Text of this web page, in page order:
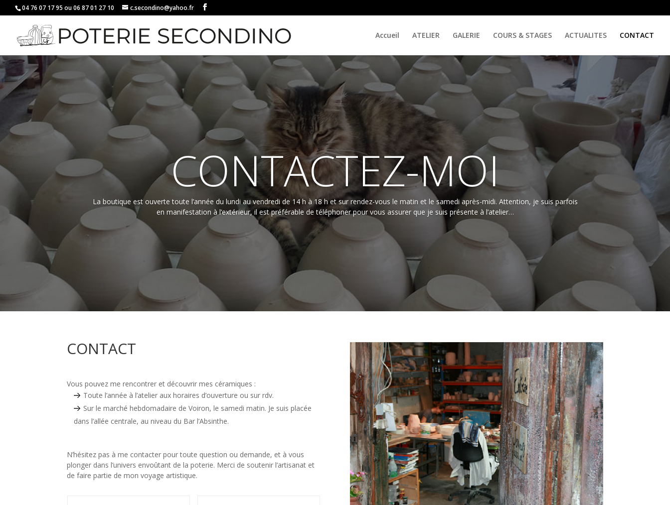
04 76 07 17 95 ou 06 87 01 27 10 c.secondino@yahoo.fr
Accueil ATELIER GALERIE COURS & STAGES ACTUALITES CONTACT
CONTACTEZ-MOI
La boutique est ouverte toute l’année du lundi au vendredi de 14 h à 18 h et sur rendez-vous le matin et le samedi après-midi. Attention, je suis parfois
en manifestation à l’extérieur, il est préférable de téléphoner pour vous assurer que je suis présente à l’atelier…
CONTACT
Vous pouvez me rencontrer et découvrir mes céramiques :
Toute l’année à l’atelier aux horaires d’ouverture ou sur rdv.
Sur le marché hebdomadaire de Voiron, le samedi matin. Je suis placée
dans l’allée centrale, au niveau du Bar l’Absinthe.
N’hésitez pas à me contacter pour toute question ou demande, et à vous
plonger dans l’univers envoûtant de la poterie. Merci de soutenir l’artisanat et
de faire partie de mon voyage artistique.